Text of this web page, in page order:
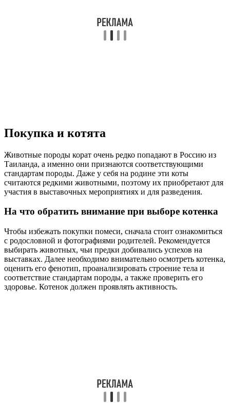
Покупка и котята
Животные породы корат очень редко попадают в Россию из
Таиланда, а именно они признаются соответствующими
стандартам породы. Даже у себя на родине эти коты
считаются редкими животными, поэтому их приобретают для
участия в выставочных мероприятиях и для разведения.
На что обратить внимание при выборе котенка
Чтобы избежать покупки помеси, сначала стоит ознакомиться
с родословной и фотографиями родителей. Рекомендуется
выбирать животных, чьи предки добивались успехов на
выставках. Далее необходимо внимательно осмотреть котенка,
оценить его фенотип, проанализировать строение тела и
соответствие стандартам породы, а также проверить его
здоровье. Котенок должен проявлять активность.